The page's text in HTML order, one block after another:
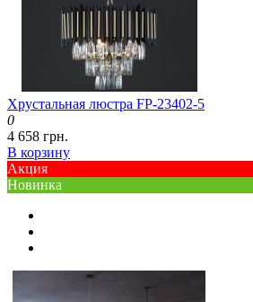
Хрустальная люстра FP-23402-5
0
4 658 грн.
В корзину
Акция
Новинка